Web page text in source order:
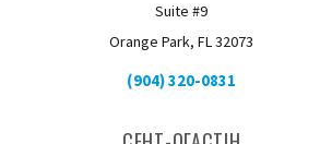
Suite #9
Orange Park, FL 32073
(904) 320-0831